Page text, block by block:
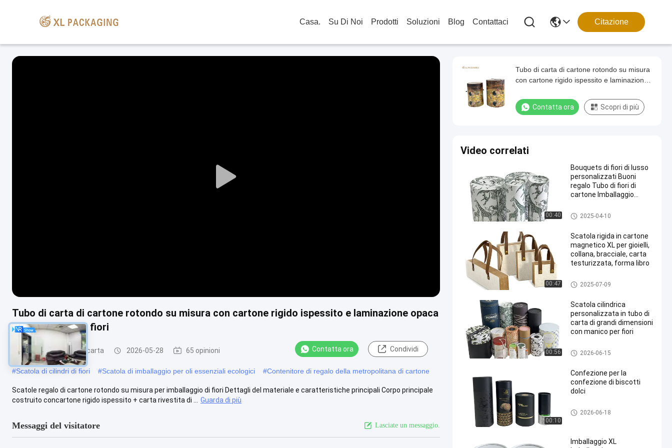
Casa. Su Di Noi Prodotti Soluzioni Blog Contattaci Citazione
Play
Tubo di carta di cartone rotondo su misura con cartone rigido ispessito e laminazione opaca
per imballaggi di fiori
tubi d'imballaggio di carta 2026-05-28 65 opinioni Contatta ora Condividi
#Scatola di cilindri di fiori #Scatola di imballaggio per oli essenziali ecologici #Contenitore di regalo della metropolitana di cartone
Scatole regalo di cartone rotondo su misura per imballaggio di fiori Dettagli del materiale e caratteristiche principali Corpo principale
costruito concartone rigido ispessito + carta rivestita di ...
Guarda di più
Messaggi del visitatore Lasciate un messaggio.
Tubo di carta di cartone rotondo su misura
con cartone rigido ispessito e laminazione
Contatta ora Scopri di più
Video correlati
00:40
Bouquets di fiori di lusso
personalizzati Buoni
regalo Tubo di fiori di
cartone Imballaggio
di carta artigianale per
fiori
tubi d'imballaggio di carta
2025-04-10
00:47
Scatola rigida in cartone
magnetico XL per gioielli,
collana, bracciale, carta
testurizzata, forma libro
Scatola di imballaggio stampa
ta su misura
2025-07-09
00:56
Scatola cilindrica
personalizzata in tubo di
carta di grandi dimensioni
con manico per fiori
tubi d'imballaggio di carta
2026-06-15
00:10
Confezione per la
confezione di biscotti
dolci
tubi d'imballaggio di carta
2026-06-18
Imballaggio XL